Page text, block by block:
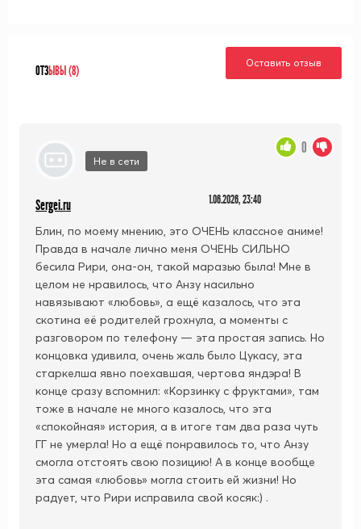
ОТЗЫВЫ (8)
Оставить отзыв
Не в сети
Sergei.ru 1.06.2026, 23:40
Блин, по моему мнению, это ОЧЕНЬ классное аниме!
Правда в начале лично меня ОЧЕНЬ СИЛЬНО
бесила Рири, она-он, такой маразью была! Мне в
целом не нравилось, что Анзу насильно
навязывают «любовь», а ещё казалось, что эта
скотина её родителей грохнула, а моменты с
разговором по телефону — эта простая запись. Но
концовка удивила, очень жаль было Цукасу, эта
старкелша явно поехавшая, чертова яндэра! В
конце сразу вспомнил: «Корзинку с фруктами», там
тоже в начале не много казалось, что эта
«спокойная» история, а в итоге там два раза чуть
ГГ не умерла! Но а ещё понравилось то, что Анзу
смогла отстоять свою позицию! А в конце вообще
эта самая «любовь» могла стоить ей жизни! Но
радует, что Рири исправила свой косяк:) .
0